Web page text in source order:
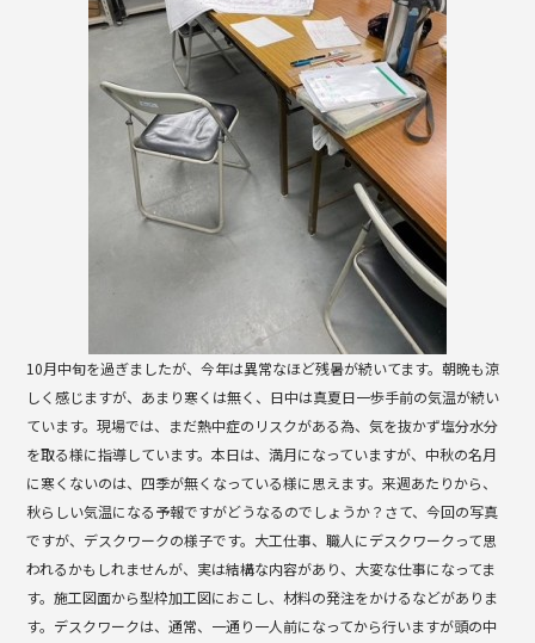
o
k
10月中旬を過ぎましたが、今年は異常なほど残暑が続いてます。朝晩も涼
しく感じますが、あまり寒くは無く、日中は真夏日一歩手前の気温が続い
ています。現場では、まだ熱中症のリスクがある為、気を抜かず塩分水分
を取る様に指導しています。本日は、満月になっていますが、中秋の名月
に寒くないのは、四季が無くなっている様に思えます。来週あたりから、
秋らしい気温になる予報ですがどうなるのでしょうか？さて、今回の写真
ですが、デスクワークの様子です。大工仕事、職人にデスクワークって思
われるかもしれませんが、実は結構な内容があり、大変な仕事になってま
す。施工図面から型枠加工図におこし、材料の発注をかけるなどがありま
す。デスクワークは、通常、一通り一人前になってから行いますが頭の中